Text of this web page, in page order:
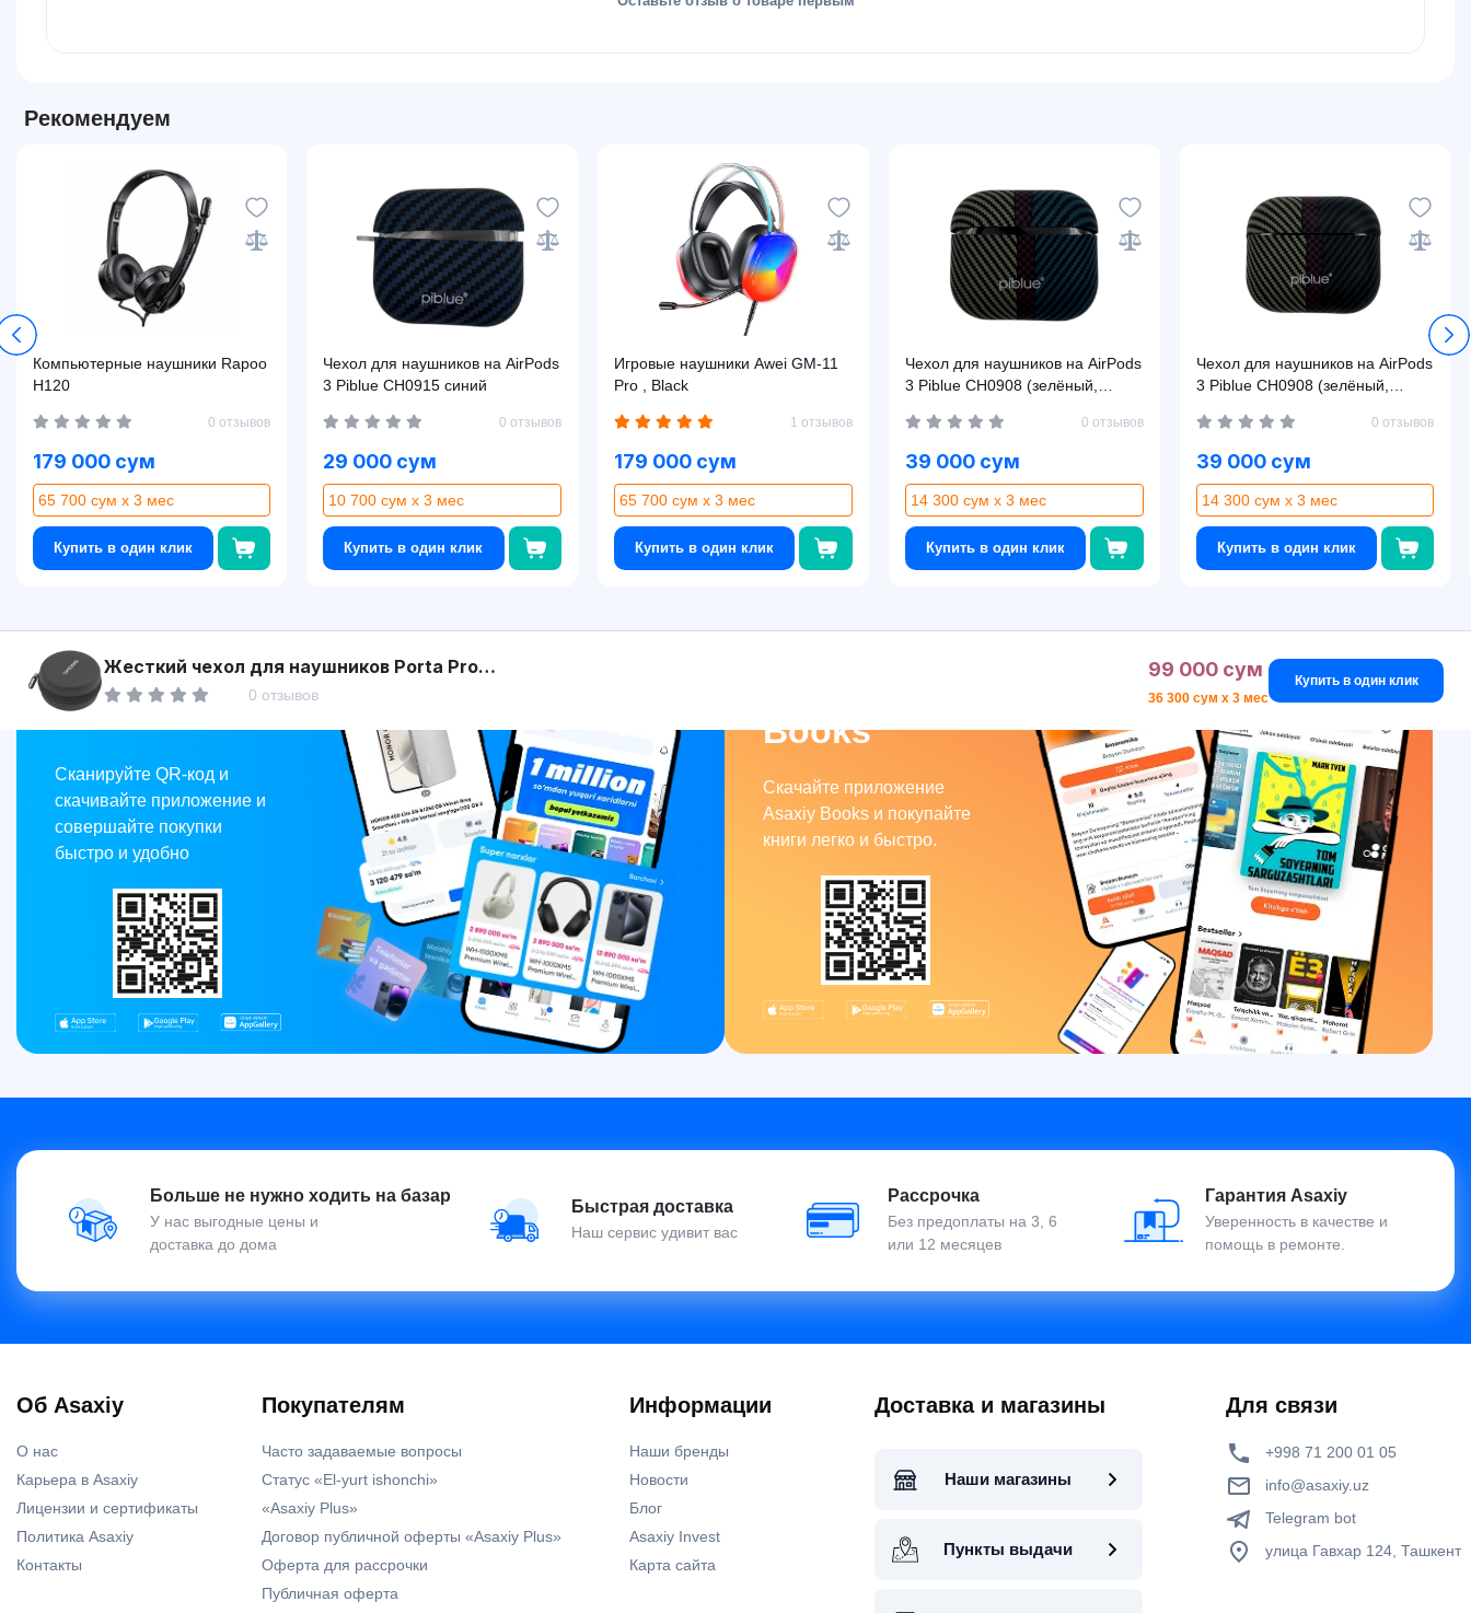
Рекомендуем
Компьютерные наушники Rapoo
H120
0 отзывов
179 000 сум
65 700 сум x 3 мес
Купить в один клик
Чехол для наушников на AirPods
3 Piblue CH0915 синий
0 отзывов
29 000 сум
10 700 сум x 3 мес
Купить в один клик
Игровые наушники Awei GM-11
Pro , Black
1 отзывов
179 000 сум
65 700 сум x 3 мес
Купить в один клик
Чехол для наушников на AirPods
3 Piblue CH0908 (зелёный,
0 отзывов
39 000 сум
14 300 сум x 3 мес
Купить в один клик
Чехол для наушников на AirPods
3 Piblue CH0908 (зелёный,
0 отзывов
39 000 сум
14 300 сум x 3 мес
Купить в один клик
Жесткий чехол для наушников Porta Pro
hard case , Black0 отзывов
99 000 сум
36 300 сум x 3 мес
Купить в один клик
Asaxiy
Market
Сканируйте QR-код и
скачивайте приложение и
совершайте покупки
быстро и удобно
Books
Скачайте приложение
Asaxiy Books и покупайте
книги легко и быстро.
Больше не нужно ходить на базар
У нас выгодные цены и
доставка до дома
Быстрая доставка
Наш сервис удивит вас
Рассрочка
Без предоплаты на 3, 6
или 12 месяцев
Гарантия Asaxiy
Уверенность в качестве и
помощь в ремонте.
Об Asaxiy
О нас
Карьера в Asaxiy
Лицензии и сертификаты
Политика Asaxiy
Контакты
Покупателям
Часто задаваемые вопросы
Статус «El-yurt ishonchi»
«Asaxiy Plus»
Договор публичной оферты «Asaxiy Plus»
Оферта для рассрочки
Публичная оферта
Информации
Наши бренды
Новости
Блог
Asaxiy Invest
Карта сайта
Доставка и магазины
Наши магазины
Пункты выдачи
Для связи
+998 71 200 01 05
info@asaxiy.uz
Telegram bot
улица Гавхар 124, Ташкент